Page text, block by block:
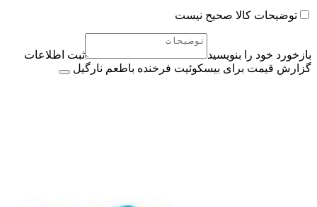
توضیحات کالا صحیح نیست
بازخورد خود را بنویسید
ثبت اطلاعات
گزارش قیمت برای بيسکوئيت فرخنده باطعم نارگیل